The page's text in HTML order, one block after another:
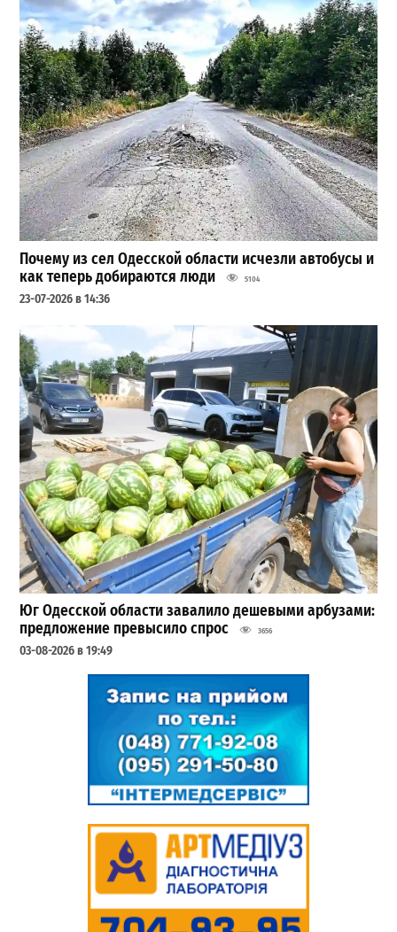
Почему из сел Одесской области исчезли автобусы и
как теперь добираются люди
5104
23-07-2026 в 14:36
Юг Одесской области завалило дешевыми арбузами:
предложение превысило спрос
3656
03-08-2026 в 19:49